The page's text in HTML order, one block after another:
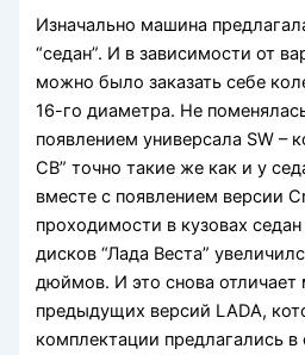
Изначально машина
“седан”. И в зависимости от
можно было заказать себе
16-го диаметра. Не
появлением универсала SW –
СВ” точно такие же как и у
вместе с появлением версии
проходимости в кузовах
дисков “Лада Веста”
дюймов. И это снова отличает
предыдущих версий LADA,
комплектации предлагались